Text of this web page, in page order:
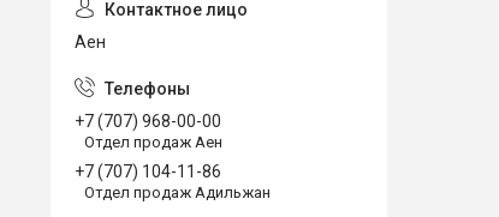
Аен
+7 (707) 968-00-00
Отдел продаж Аен
+7 (707) 104-11-86
Отдел продаж Адильжан